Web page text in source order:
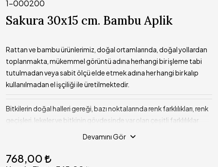
1-000200
Sakura 30x15 cm. Bambu Aplik
Rattan ve bambu ürünlerimiz, doğal ortamlarında, doğal yollardan
toplanmakta, mükemmel görüntü adına herhangi bir işleme tabi
tutulmadan veya sabit ölçü elde etmek adına her hangi bir kalıp
kullanılmadan el işçiliği ile üretilmektedir.
Bitkilerin doğal halleri gereği, bazı noktalarında renk farklılıkları, renk
geçişleri, lekeler ve bitkinin gövdesinde var olan çeşitli farklılıklar
Yine el yapımı ürünlerin, ölçülendirilmesinde kaçınılmaz olarak çok
Devamını Gör
768,00